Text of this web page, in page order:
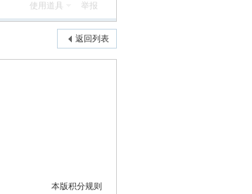
使用道具 举报
返回列表
本版积分规则